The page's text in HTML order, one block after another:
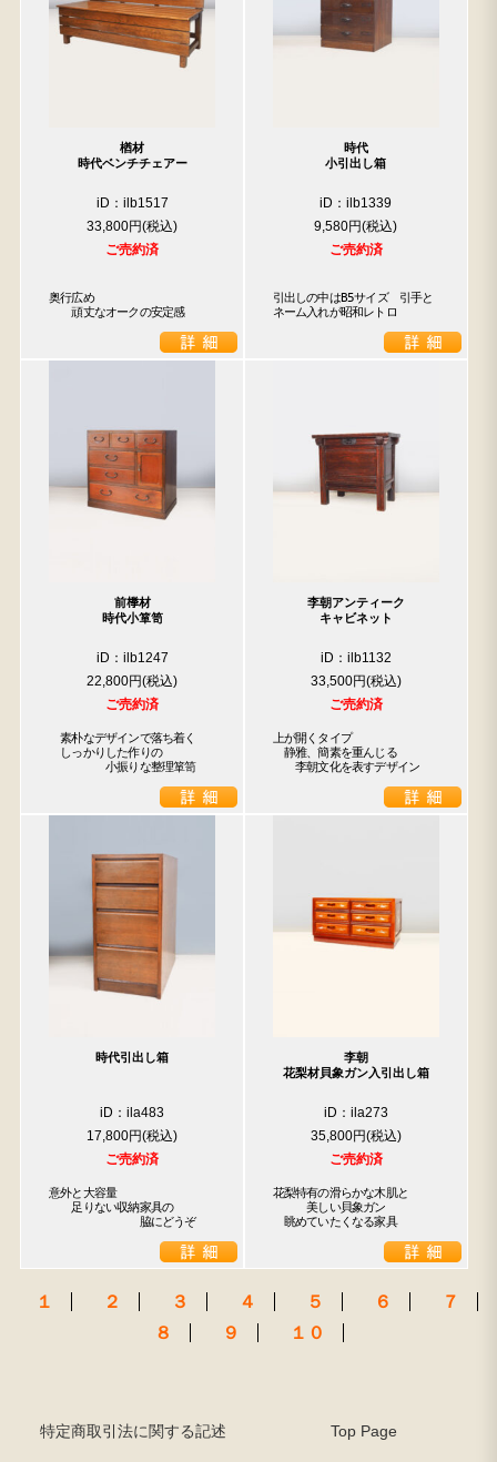
楢材
時代ベンチチェアー
iD：ilb1517
33,800円
ご売約済
奥行広め
頑丈なオークの安定感
時代
小引出し箱
iD：ilb1339
9,580円
ご売約済
引出しの中はB5サイズ　引手と
ネーム入れが昭和レトロ
前﨔材
時代小箪笥
iD：ilb1247
22,800円
ご売約済
素朴なデザインで落ち着く
しっかりした作りの
小振りな整理箪笥
李朝アンティーク
キャビネット
iD：ilb1132
33,500円
ご売約済
上が開くタイプ
静雅、簡素を重んじる
李朝文化を表すデザイン
時代引出し箱
iD：ila483
17,800円
ご売約済
意外と大容量
足りない収納家具の
脇にどうぞ
李朝
花梨材貝象ガン入引出し箱
iD：ila273
35,800円
ご売約済
花梨特有の滑らかな木肌と
美しい貝象ガン
眺めていたくなる家具
１ ２ ３ ４ ５ ６
７
８
９ １０
特定商取引法に関する記述 Top Page